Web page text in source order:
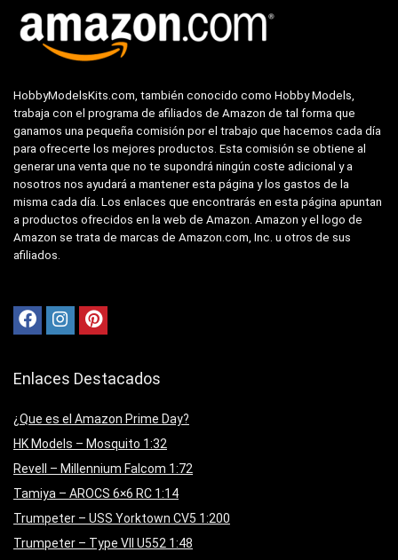
HobbyModelsKits.com, también conocido como Hobby Models,
trabaja con el programa de afiliados de Amazon de tal forma que
ganamos una pequeña comisión por el trabajo que hacemos cada día
para ofrecerte los mejores productos. Esta comisión se obtiene al
generar una venta que no te supondrá ningún coste adicional y a
nosotros nos ayudará a mantener esta página y los gastos de la
misma cada día. Los enlaces que encontrarás en esta página apuntan
a productos ofrecidos en la web de Amazon. Amazon y el logo de
Amazon se trata de marcas de Amazon.com, Inc. u otros de sus
afiliados.
Enlaces Destacados
¿Que es el Amazon Prime Day?
HK Models – Mosquito 1:32
Revell – Millennium Falcom 1:72
Tamiya – AROCS 6×6 RC 1:14
Trumpeter – USS Yorktown CV5 1:200
Trumpeter – Type VII U552 1:48